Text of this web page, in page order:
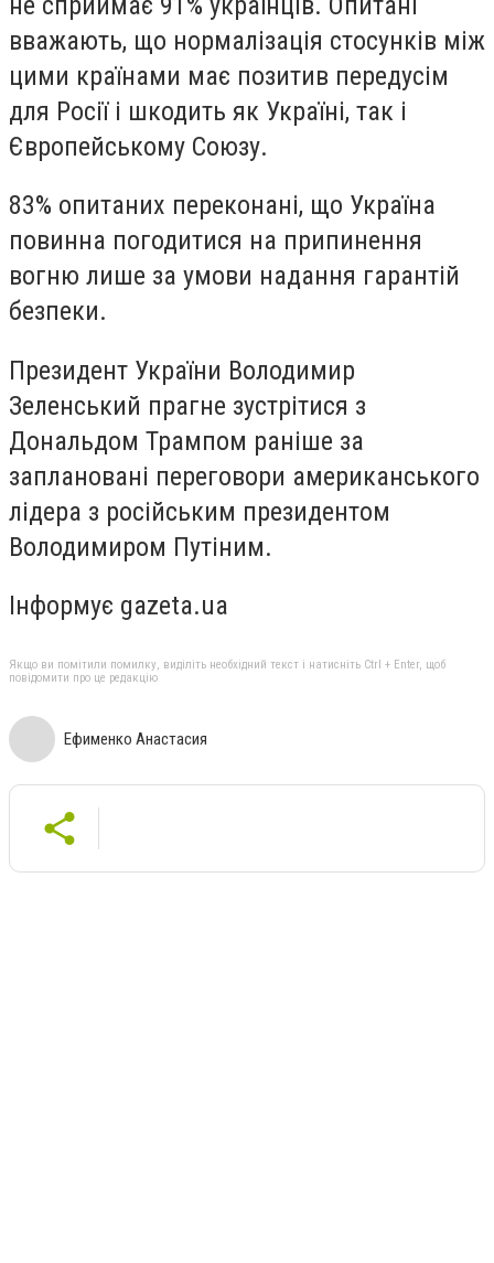
вважають, що нормалізація стосунків між
цими країнами має позитив передусім
для Росії і шкодить як Україні, так і
Європейському Союзу.
83% опитаних переконані, що Україна
повинна погодитися на припинення
вогню лише за умови надання гарантій
безпеки.
Президент України Володимир
Зеленський прагне зустрітися з
Дональдом Трампом раніше за
заплановані переговори американського
лідера з російським президентом
Володимиром Путіним.
Інформує gazeta.ua
Якщо ви помітили помилку, виділіть необхідний текст і натисніть Ctrl + Enter, щоб
повідомити про це редакцію
Ефименко Анастасия